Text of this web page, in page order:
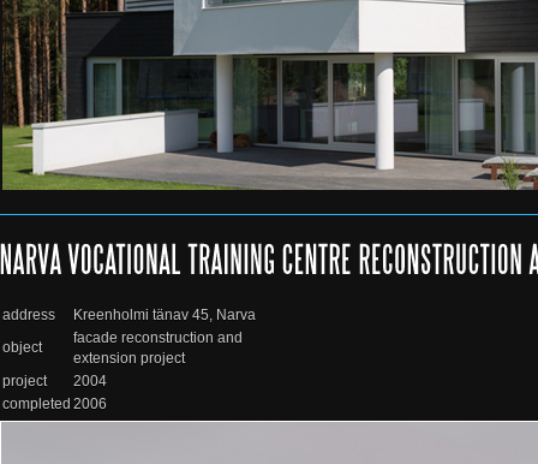
address
Kreenholmi tänav 45, Narva
object
facade reconstruction and
extension project
project
2004
completed 2006